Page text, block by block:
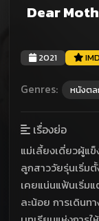
Dear
2021
Genres: หนังต
เรื่องย่อ
แม่เลี้ยงเดี่ยวผู้แ
ลูกสาววัยรุ่นเริ่ม
เคยแน่นแฟ้นเริ่ม
ละน้อย การเดินท